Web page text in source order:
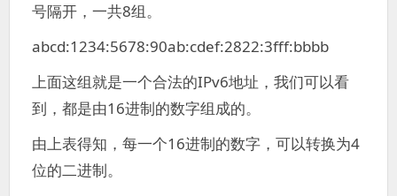
号隔开，一共8组。
abcd:1234:5678:90ab:cdef:2822:3fff:bbbb
上面这组就是一个合法的IPv6地址，我们可以看
到，都是由16进制的数字组成的。
由上表得知，每一个16进制的数字，可以转换为4
位的二进制。